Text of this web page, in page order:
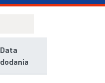
Data
dodania